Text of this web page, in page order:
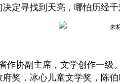
定寻找到天亮，哪怕历
作协副主席，文学创作一
奖，冰心儿童文学奖，陈伯